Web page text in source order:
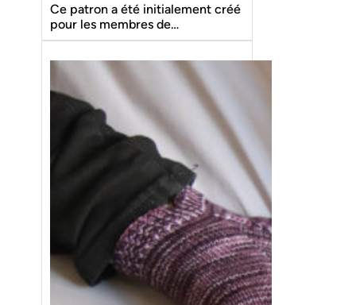
Ce patron a été initialement créé
pour les membres de…